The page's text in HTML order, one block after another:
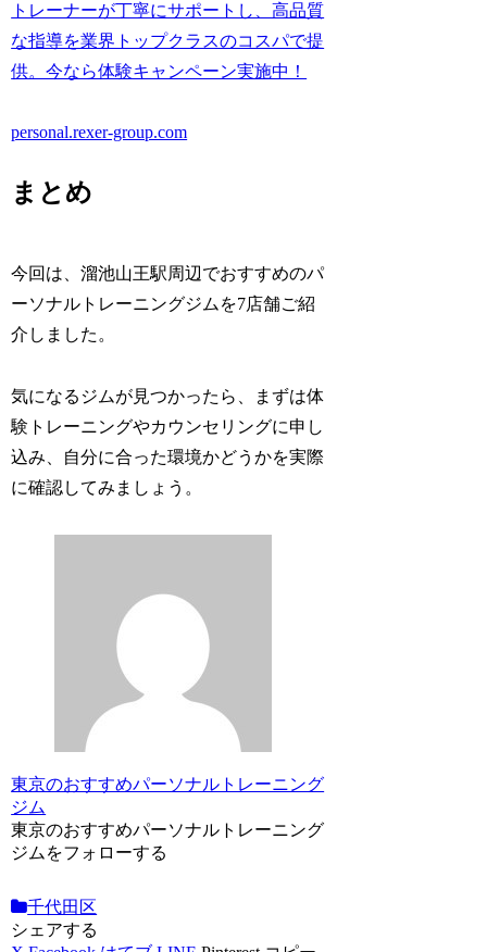
トレーナーが丁寧にサポートし、高品質
な指導を業界トップクラスのコスパで提
供。今なら体験キャンペーン実施中！
personal.rexer-group.com
まとめ
今回は、溜池山王駅周辺でおすすめのパ
ーソナルトレーニングジムを7店舗ご紹
介しました。
気になるジムが見つかったら、まずは体
験トレーニングやカウンセリングに申し
込み、自分に合った環境かどうかを実際
に確認してみましょう。
東京のおすすめパーソナルトレーニング
ジム
東京のおすすめパーソナルトレーニング
ジムをフォローする
千代田区
シェアする